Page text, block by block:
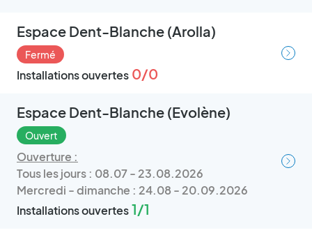
Espace Dent-Blanche (Arolla)
Fermé
Installations ouvertes 0/0
Espace Dent-Blanche (Evolène)
Ouvert
Ouverture :
Tous les jours : 08.07 - 23.08.2026
Mercredi - dimanche : 24.08 - 20.09.2026
Installations ouvertes1/1